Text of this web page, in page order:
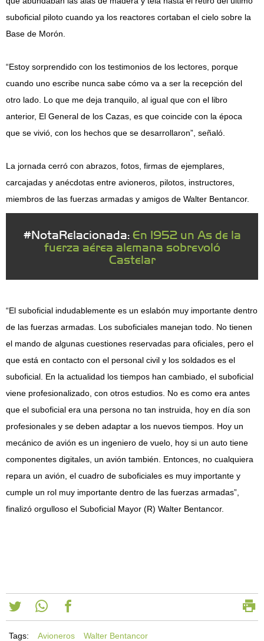
suboficial piloto cuando ya los reactores cortaban el cielo sobre la
Base de Morón.
“Estoy sorprendido con los testimonios de los lectores, porque
cuando uno escribe nunca sabe cómo va a ser la recepción del
otro lado. Lo que me deja tranquilo, al igual que con el libro
anterior, El General de los Cazas, es que coincide con la época
que se vivió, con los hechos que se desarrollaron”, señaló.
La jornada cerró con abrazos, fotos, firmas de ejemplares,
carcajadas y anécdotas entre avioneros, pilotos, instructores,
miembros de las fuerzas armadas y amigos de Walter Bentancor.
#NotaRelacionada: En 1952 un As de la
fuerza aérea alemana sobrevoló
Castelar
“El suboficial indudablemente es un eslabón muy importante dentro
de las fuerzas armadas. Los suboficiales manejan todo. No tienen
el mando de algunas cuestiones reservadas para oficiales, pero el
que está en contacto con el personal civil y los soldados es el
suboficial. En la actualidad los tiempos han cambiado, el suboficial
viene profesionalizado, con otros estudios. No es como era antes
que el suboficial era una persona no tan instruida, hoy en día son
profesionales y se deben adaptar a los nuevos tiempos. Hoy un
mecánico de avión es un ingeniero de vuelo, hoy si un auto tiene
componentes digitales, un avión también. Entonces, no cualquiera
repara un avión, el cuadro de suboficiales es muy importante y
cumple un rol muy importante dentro de las fuerzas armadas”,
finalizó orgulloso el Suboficial Mayor (R) Walter Bentancor.
Tags: Avioneros
Walter Bentancor